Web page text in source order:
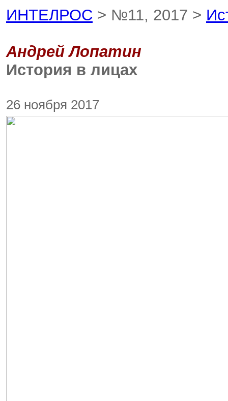
ИНТЕЛРОС > №11, 2017 >
Андрей Лопатин
История в лицах
26 ноября 2017